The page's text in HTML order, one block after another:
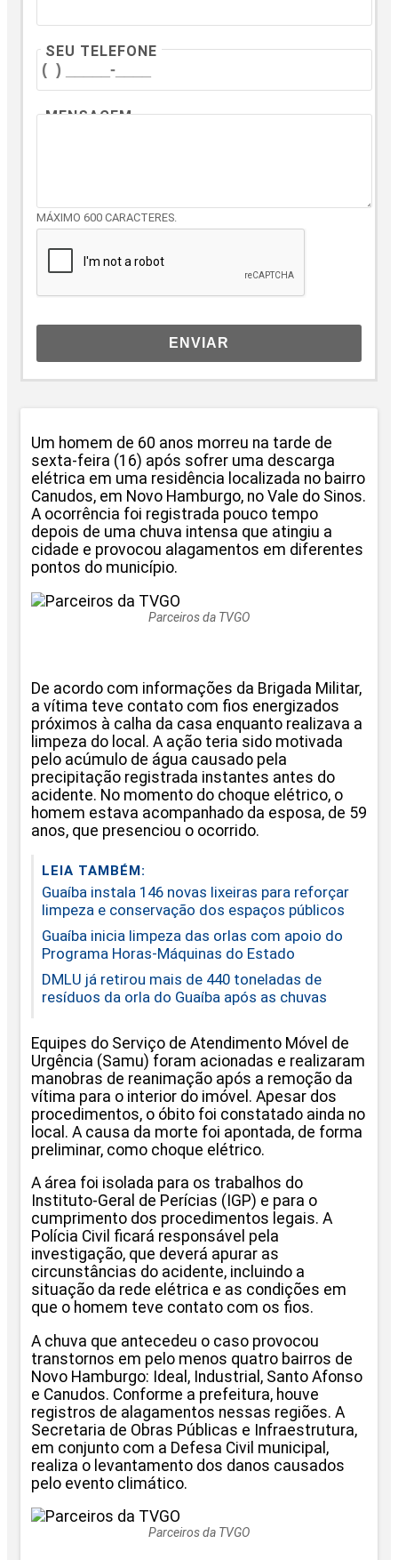
SEU TELEFONE
MENSAGEM
MÁXIMO 600 CARACTERES.
ENVIAR
Um homem de 60 anos morreu na tarde de
sexta-feira (16) após sofrer uma descarga
elétrica em uma residência localizada no bairro
Canudos, em Novo Hamburgo, no Vale do Sinos.
A ocorrência foi registrada pouco tempo
depois de uma chuva intensa que atingiu a
cidade e provocou alagamentos em diferentes
pontos do município.
Parceiros da TVGO
De acordo com informações da Brigada Militar,
a vítima teve contato com fios energizados
próximos à calha da casa enquanto realizava a
limpeza do local. A ação teria sido motivada
pelo acúmulo de água causado pela
precipitação registrada instantes antes do
acidente. No momento do choque elétrico, o
homem estava acompanhado da esposa, de 59
anos, que presenciou o ocorrido.
LEIA TAMBÉM:
Guaíba instala 146 novas lixeiras para reforçar
limpeza e conservação dos espaços públicos
Guaíba inicia limpeza das orlas com apoio do
Programa Horas-Máquinas do Estado
DMLU já retirou mais de 440 toneladas de
resíduos da orla do Guaíba após as chuvas
Equipes do Serviço de Atendimento Móvel de
Urgência (Samu) foram acionadas e realizaram
manobras de reanimação após a remoção da
vítima para o interior do imóvel. Apesar dos
procedimentos, o óbito foi constatado ainda no
local. A causa da morte foi apontada, de forma
preliminar, como choque elétrico.
A área foi isolada para os trabalhos do
Instituto-Geral de Perícias (IGP) e para o
cumprimento dos procedimentos legais. A
Polícia Civil ficará responsável pela
investigação, que deverá apurar as
circunstâncias do acidente, incluindo a
situação da rede elétrica e as condições em
que o homem teve contato com os fios.
A chuva que antecedeu o caso provocou
transtornos em pelo menos quatro bairros de
Novo Hamburgo: Ideal, Industrial, Santo Afonso
e Canudos. Conforme a prefeitura, houve
registros de alagamentos nessas regiões. A
Secretaria de Obras Públicas e Infraestrutura,
em conjunto com a Defesa Civil municipal,
realiza o levantamento dos danos causados
pelo evento climático.
Parceiros da TVGO